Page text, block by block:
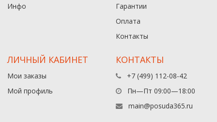
Инфо
Гарантии
Оплата
Контакты
ЛИЧНЫЙ КАБИНЕТ
Мои заказы
Мой профиль
КОНТАКТЫ
+7 (499) 112-08-42
Пн—Пт 09:00—18:00
main@posuda365.ru